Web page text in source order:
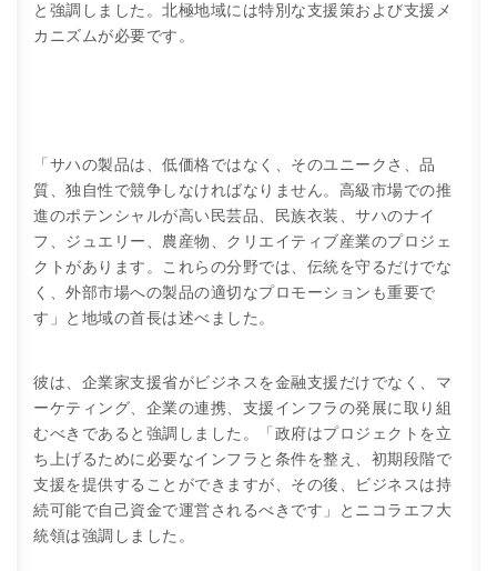
と強調しました。北極地域には特別な支援策および支援メ
カニズムが必要です。
「サハの製品は、低価格ではなく、そのユニークさ、品
質、独自性で競争しなければなりません。高級市場での推
進のポテンシャルが高い民芸品、民族衣装、サハのナイ
フ、ジュエリー、農産物、クリエイティブ産業のプロジェ
クトがあります。これらの分野では、伝統を守るだけでな
く、外部市場への製品の適切なプロモーションも重要で
す」と地域の首長は述べました。
彼は、企業家支援省がビジネスを金融支援だけでなく、マ
ーケティング、企業の連携、支援インフラの発展に取り組
むべきであると強調しました。「政府はプロジェクトを立
ち上げるために必要なインフラと条件を整え、初期段階で
支援を提供することができますが、その後、ビジネスは持
続可能で自己資金で運営されるべきです」とニコラエフ大
統領は強調しました。